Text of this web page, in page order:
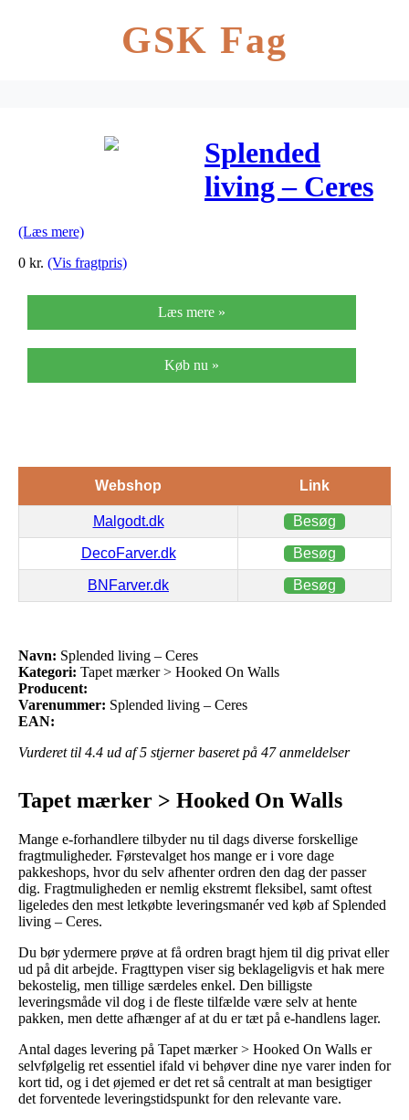
GSK Fag
Splended
living – Ceres
(Læs mere)
0 kr. (Vis fragtpris)
Læs mere »
Køb nu »
Webshop Link
Malgodt.dk Besøg
DecoFarver.dk Besøg
BNFarver.dk Besøg
Navn: Splended living – Ceres
Kategori: Tapet mærker > Hooked On Walls
Producent:
Varenummer: Splended living – Ceres
EAN:
Vurderet til 4.4 ud af 5 stjerner baseret på 47anmeldelser
Tapet mærker > Hooked On Walls
Mange e-forhandlere tilbyder nu til dags diverse forskellige
fragtmuligheder. Førstevalget hos mange er i vore dage
pakkeshops, hvor du selv afhenter ordren den dag der passer
dig. Fragtmuligheden er nemlig ekstremt fleksibel, samt oftest
ligeledes den mest letkøbte leveringsmanér ved køb af Splended
living – Ceres.
Du bør ydermere prøve at få ordren bragt hjem til dig privat eller
ud på dit arbejde. Fragttypen viser sig beklageligvis et hak mere
bekostelig, men tillige særdeles enkel. Den billigste
leveringsmåde vil dog i de fleste tilfælde være selv at hente
pakken, men dette afhænger af at du er tæt på e-handlens lager.
Antal dages levering på Tapet mærker > Hooked On Walls er
selvfølgelig ret essentiel ifald vi behøver dine nye varer inden for
kort tid, og i det øjemed er det ret så centralt at man besigtiger
det forventede leveringstidspunkt for den relevante vare.